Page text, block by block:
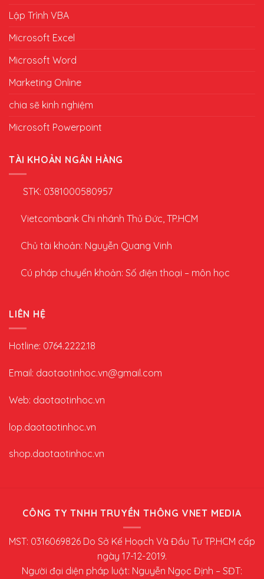
Lập Trình VBA
Microsoft Excel
Microsoft Word
Marketing Online
chia sẽ kinh nghiệm
Microsoft Powerpoint
TÀI KHOẢN NGÂN HÀNG
STK: 0381000580957
Vietcombank Chi nhánh Thủ Đức, TP.HCM
Chủ tài khoản: Nguyễn Quang Vinh
Cú pháp chuyển khoản: Số điện thoại – môn học
LIÊN HỆ
Hotline: 0764.2222.18
Email: daotaotinhoc.vn@gmail.com
Web: daotaotinhoc.vn
lop.daotaotinhoc.vn
shop.daotaotinhoc.vn
CÔNG TY TNHH TRUYỀN THÔNG VNET MEDIA
MST: 0316069826 Do Sở Kế Hoạch Và Đầu Tư TP.HCM cấp
ngày 17-12-2019.
Người đại diện pháp luật: Nguyễn Ngọc Định – SĐT: